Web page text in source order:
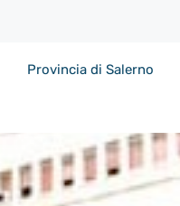
Provincia di Salerno